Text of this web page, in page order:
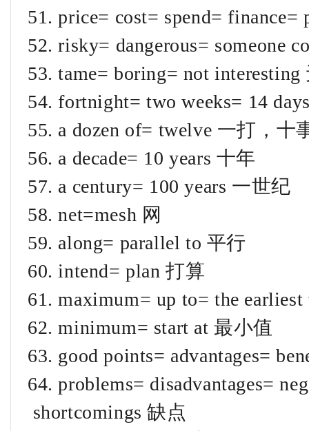
51. price= cost= spend=
52. risky= dangerous= someone
53. tame= boring= not interesting
54. fortnight= two weeks= 14
55. a dozen of= twelve 一打，十
56. a decade= 10 years 十年
57. a century= 100 years 一世纪
58. net=mesh 网
59. along= parallel to 平行
60. intend= plan 打算
61. maximum= up to= the
62. minimum= start at 最小值
63. good points= advantages=
64. problems= disadvantages=
shortcomings 缺点